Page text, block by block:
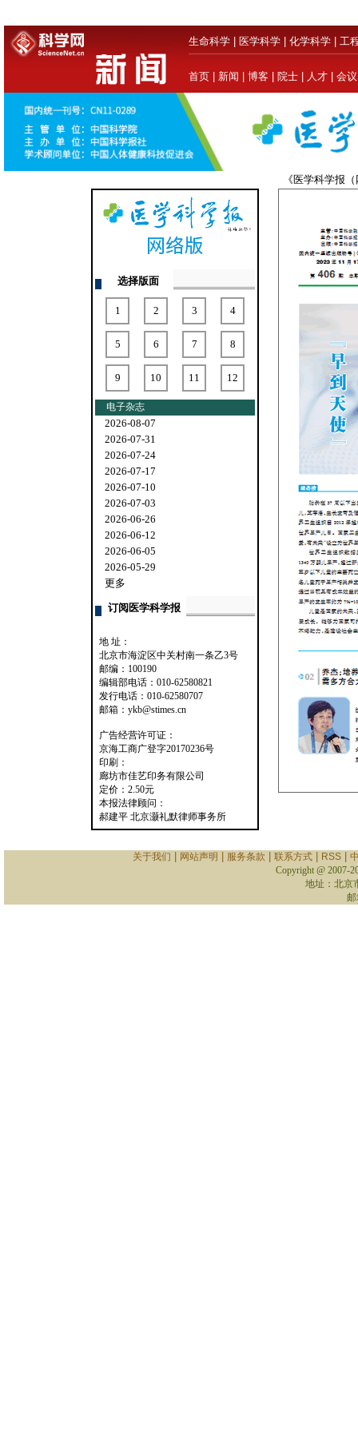
生命科学 医学科学 化学科学 工
首页 新闻 博客 院士 人才 会议
《医学科学
选择版面
1 2 3 4
5 6 7 8
9 10 11 12
电子杂志
2026-08-07
2026-07-31
2026-07-24
2026-07-17
2026-07-10
2026-07-03
2026-06-26
2026-06-12
2026-06-05
2026-05-29
更多
订阅医学科学报
地 址：
北京市海淀区中关村南一条乙3号
邮编：100190
编辑部电话：010-62580821
发行电话：010-62580707
邮箱：ykb@stimes.cn
广告经营许可证：
京海工商广登字20170236号
印刷：
廊坊市佳艺印务有限公司
定价：2.50元
本报法律顾问：
郝建平 北京灏礼默律师事务所
关于我们 网站声明 服务条款 联系方式 RSS
Copyright @ 2007-
地址：北京
邮